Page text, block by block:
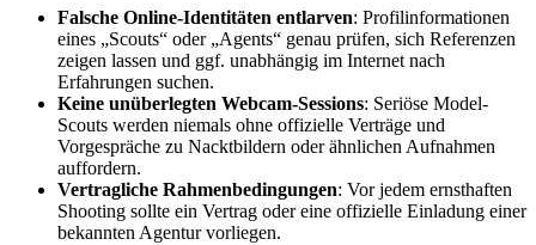
Falsche Online-Identitäten entlarven: Profilinformationen
eines „Scouts“ oder „Agents“ genau prüfen, sich Referenzen
zeigen lassen und ggf. unabhängig im Internet nach
Erfahrungen suchen.
Keine unüberlegten Webcam-Sessions: Seriöse Model-
Scouts werden niemals ohne offizielle Verträge und
Vorgespräche zu Nacktbildern oder ähnlichen Aufnahmen
auffordern.
Vertragliche Rahmenbedingungen: Vor jedem ernsthaften
Shooting sollte ein Vertrag oder eine offizielle Einladung einer
bekannten Agentur vorliegen.